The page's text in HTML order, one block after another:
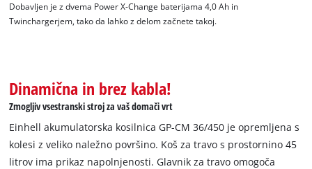
This content is not permitted to load due
to trackers that are not disclosed to the
Powered byUsercentrics Consent
Management Platform
Dobavljen je z dvema Power X-Change baterijama 4,0 Ah in
Twinchargerjem, tako da lahko z delom začnete takoj.
Dinamična in brez kabla!
Zmogljiv vsestranski stroj za vaš domači vrt
Einhell akumulatorska kosilnica GP-CM 36/450 je opremljena s
kolesi z veliko naležno površino. Koš za travo s prostornino 45
litrov ima prikaz napolnjenosti. Glavnik za travo omogoča